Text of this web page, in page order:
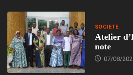
SOCIÉTÉ
Atelier
note
07/08/